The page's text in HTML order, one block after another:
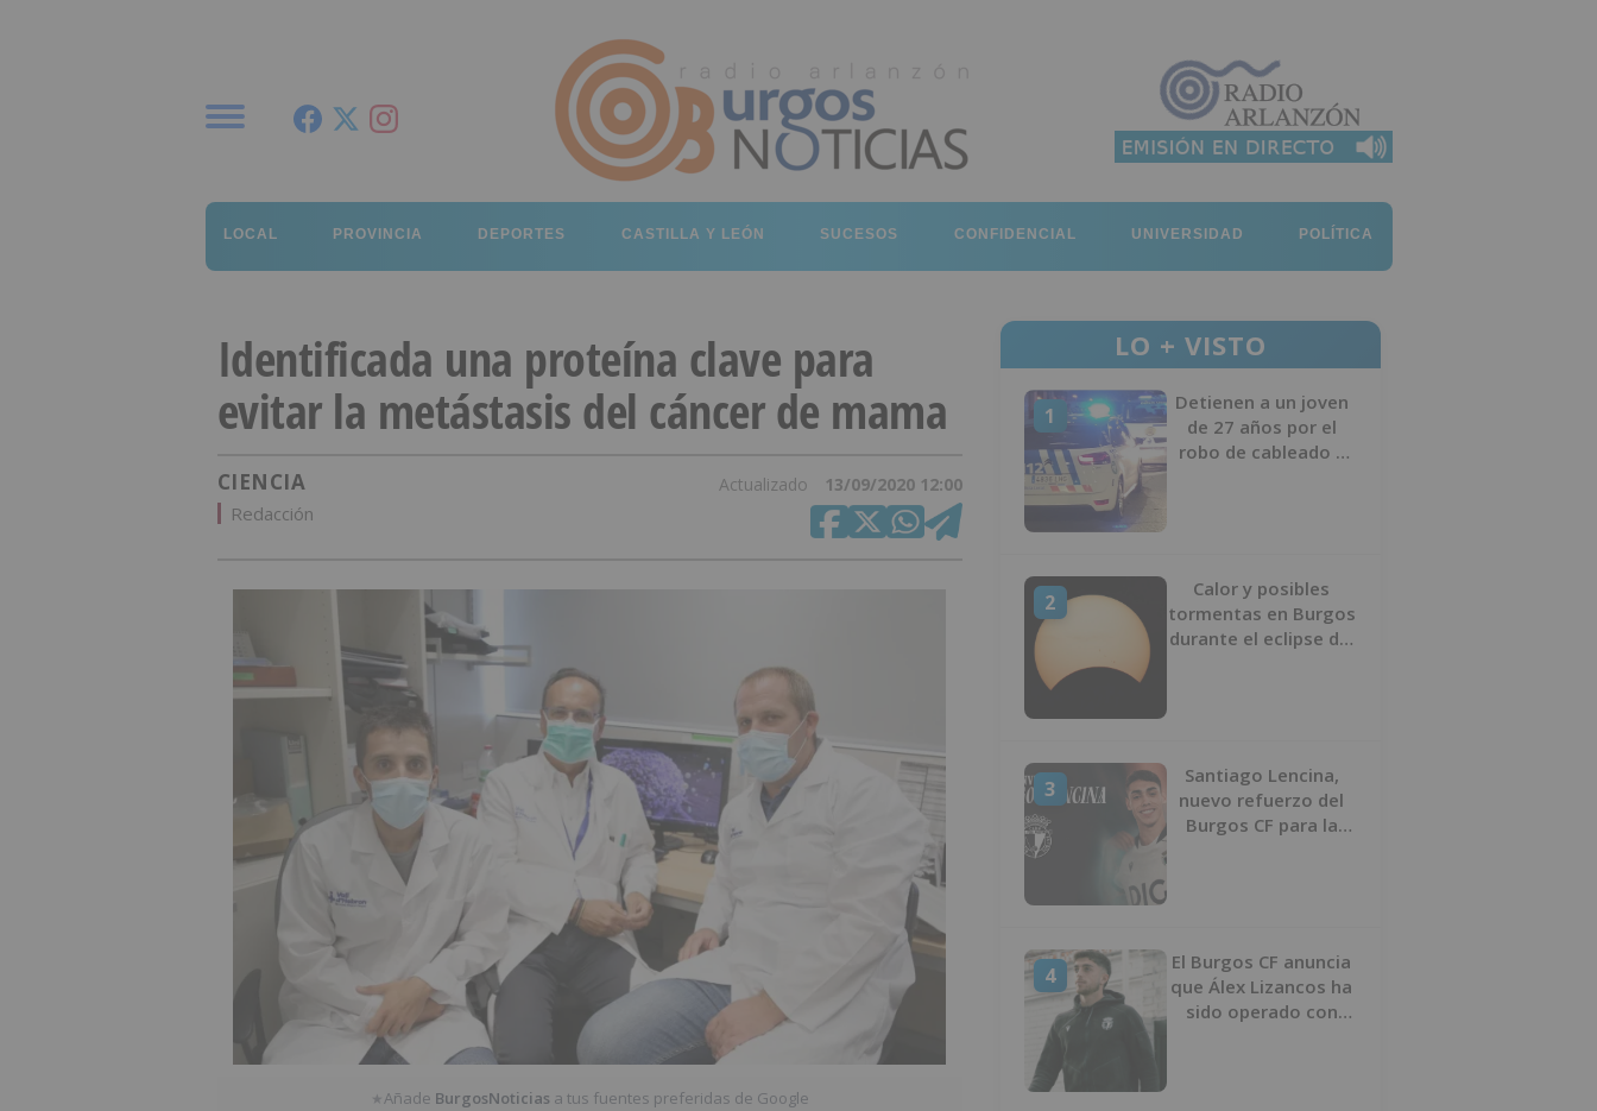
LOCAL PROVINCIA DEPORTES CASTILLA Y LEÓN SUCESOS CONFIDENCIAL UNIVERSIDAD POLÍTICA
Identificada una proteína clave para
evitar la metástasis del cáncer de mama
CIENCIA Actualizado 13/09/2020 12:00
Redacción
★Añade BurgosNoticias a tus fuentes preferidas de Google
LO + VISTO
1
Detienen a un joven
de 27 años por el
robo de cableado y
2
Calor y posibles
tormentas en Burgos
durante el eclipse del
3
Santiago Lencina,
nuevo refuerzo del
Burgos CF para la
4
El Burgos CF anuncia
que Álex Lizancos ha
sido operado con